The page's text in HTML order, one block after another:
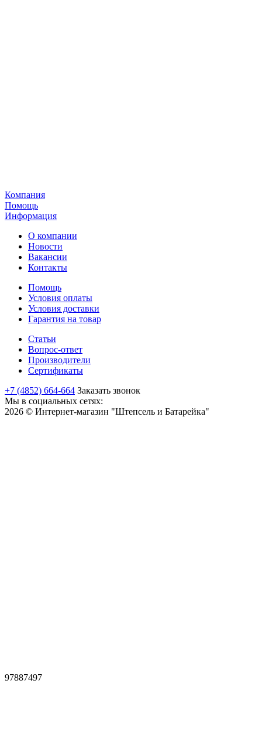
Компания
Помощь
Информация
О компании
Новости
Вакансии
Контакты
Помощь
Условия оплаты
Условия доставки
Гарантия на товар
Статьи
Вопрос-ответ
Производители
Сертификаты
+7 (4852) 664-664 Заказать звонок
Мы в социальных сетях:
2026 © Интернет-магазин "Штепсель и Батарейка"
97887497